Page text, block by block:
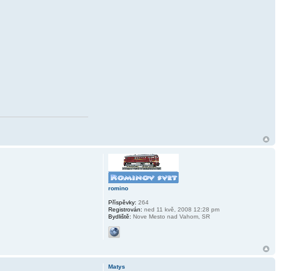
romino
Příspěvky: 264
Registrován: ned 11 kvě, 2008 12:28 pm
Bydliště: Nove Mesto nad Vahom, SR
Matys